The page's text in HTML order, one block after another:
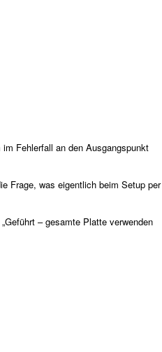
Fehlerfall an den Ausgangspunkt
Frage, was eigentlich beim Setup per
– gesamte Platte verwenden